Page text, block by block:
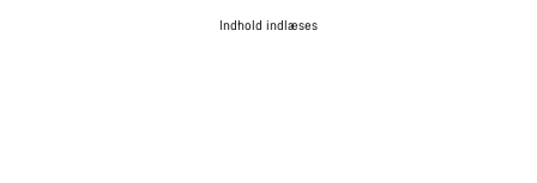
Indhold indlæses